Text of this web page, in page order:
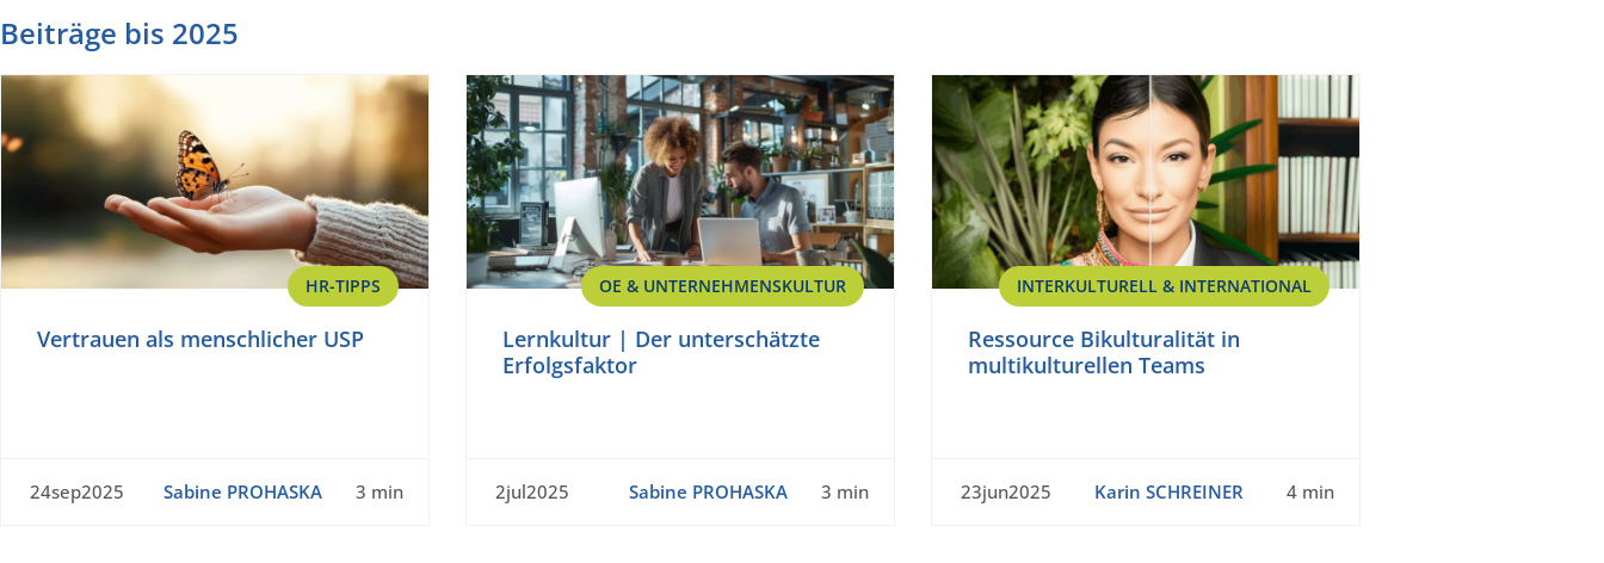
Beiträge bis 2025
HR-TIPPS
Vertrauen als menschlicher USP
24sep2025 Sabine PROHASKA 3 min
OE & UNTERNEHMENSKULTUR
Lernkultur | Der unterschätzte
Erfolgsfaktor
2jul2025 Sabine PROHASKA 3 min
INTERKULTURELL & INTERNATIONAL
Ressource Bikulturalität in
multikulturellen Teams
23jun2025 Karin SCHREINER 4 min